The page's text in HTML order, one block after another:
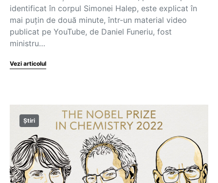
identificat în corpul Simonei Halep, este explicat în
mai puțin de două minute, într-un material video
publicat pe YouTube, de Daniel Funeriu, fost
ministru…
Vezi articolul
Știri